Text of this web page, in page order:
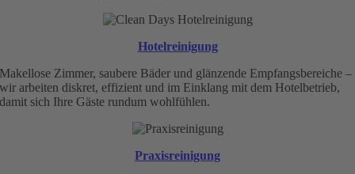
Hotelreinigung
Makellose Zimmer, saubere Bäder und glänzende Empfangsbereiche –
wir arbeiten diskret, effizient und im Einklang mit dem Hotelbetrieb,
damit sich Ihre Gäste rundum wohlfühlen.
Praxisreinigung